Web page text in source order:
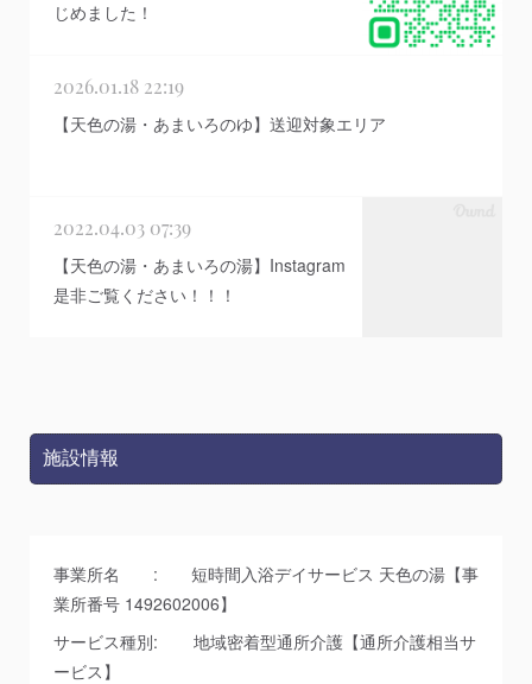
じめました！
2026.01.18 22:19
【天色の湯・あまいろのゆ】送迎対象エリア
2022.04.03 07:39
【天色の湯・あまいろの湯】Instagram
是非ご覧ください！！！
事業所名 : 短時間入浴デイサービス 天色の湯【事
業所番号 1492602006】
サービス種別: 地域密着型通所介護【通所介護相当サ
ービス】